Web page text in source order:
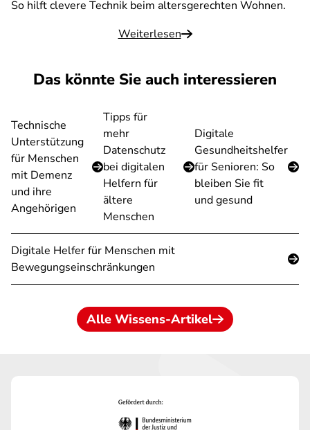
So hilft clevere Technik beim altersgerechten Wohnen.
Weiterlesen
Das könnte Sie auch interessieren
Technische
Unterstützung
für Menschen
mit Demenz
und ihre
Angehörigen
Tipps für
mehr
Datenschutz
bei digitalen
Helfern für
ältere
Menschen
Digitale
Gesundheitshelfer
für Senioren: So
bleiben Sie fit
und gesund
Digitale Helfer für Menschen mit
Bewegungseinschränkungen
Alle Wissens-Artikel